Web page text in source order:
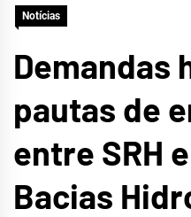
Notícias
Demandas
pautas de
entre SRH
Bacias